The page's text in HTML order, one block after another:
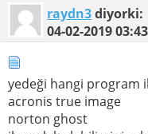
raydn3diyorki:
04-02-2019
yedeği hangi program
acronis true image
norton ghost